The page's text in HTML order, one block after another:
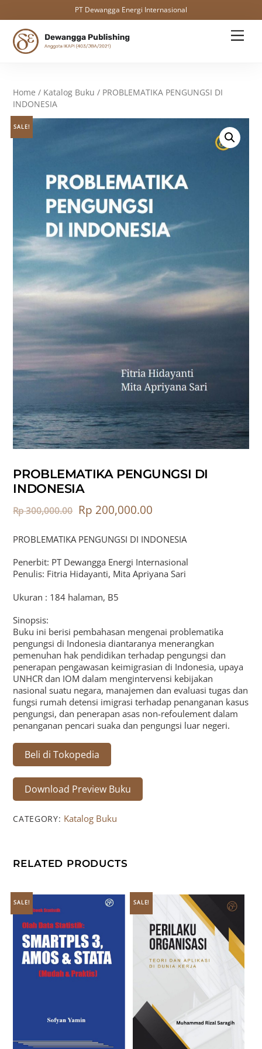
PT Dewangga Energi Internasional
content
Home / Katalog Buku / PROBLEMATIKA PENGUNGSI DI
INDONESIA
SALE!
PROBLEMATIKA PENGUNGSI DI
INDONESIA
Rp300,000.00 Rp 200,000.00
PROBLEMATIKA PENGUNGSI DI INDONESIA
Penerbit: PT Dewangga Energi Internasional
Penulis: Fitria Hidayanti, Mita Apriyana Sari
Ukuran : 184 halaman, B5
Sinopsis:
Buku ini berisi pembahasan mengenai problematika
pengungsi di Indonesia diantaranya menerangkan
pemenuhan hak pendidikan terhadap pengungsi dan
penerapan pengawasan keimigrasian di Indonesia, upaya
UNHCR dan IOM dalam mengintervensi kebijakan
nasional suatu negara, manajemen dan evaluasi tugas dan
fungsi rumah detensi imigrasi terhadap penanganan kasus
pengungsi, dan penerapan asas non-refoulement dalam
penanganan pencari suaka dan pengungsi luar negeri.
Beli di Tokopedia
Download Preview Buku
CATEGORY: Katalog Buku
RELATED PRODUCTS
SALE! SALE!